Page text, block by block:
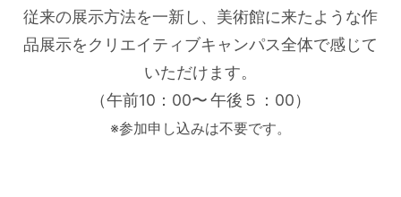
従来の展示方法を一新し、美術館に来たような作
品展示をクリエイティブキャンパス全体で感じて
いただけます。
（午前10：00〜 午後５：00）
※参加申し込みは不要です。